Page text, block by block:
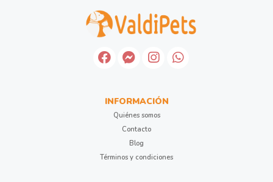
INFORMACIÓN
Quiénes somos
Contacto
Blog
Términos y condiciones